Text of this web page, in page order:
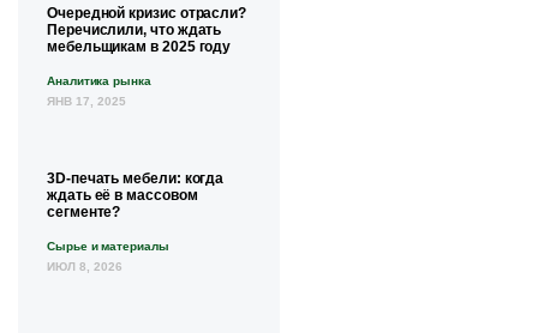
Очередной кризис отрасли?
Перечислили, что ждать
мебельщикам в 2025 году
Аналитика рынка
ЯНВ 17, 2025
3D-печать мебели: когда
ждать её в массовом
сегменте?
Сырье и материалы
ИЮЛ 8, 2026